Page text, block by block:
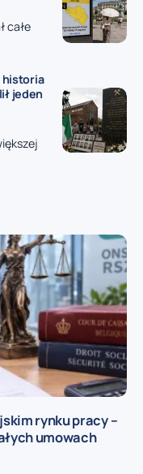
całe
historia
jeden
rynku pracy –
umowach